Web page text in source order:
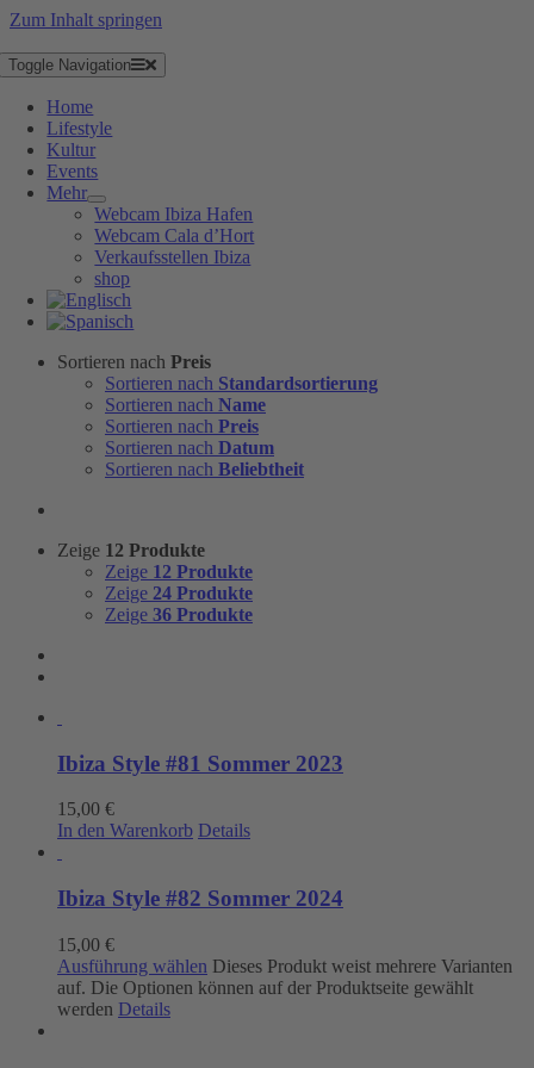
Zum Inhalt springen
Toggle Navigation
Home
Lifestyle
Kultur
Events
Mehr
Webcam Ibiza Hafen
Webcam Cala d’Hort
Verkaufsstellen Ibiza
shop
Sortieren nach Preis
Sortieren nach Standardsortierung
Sortieren nach Name
Sortieren nach Preis
Sortieren nach Datum
Sortieren nach Beliebtheit
Zeige 12 Produkte
Zeige 12 Produkte
Zeige 24 Produkte
Zeige 36 Produkte
Ibiza Style #81 Sommer 2023
15,00 €
In den Warenkorb Details
Ibiza Style #82 Sommer 2024
15,00 €
Ausführung wählen Dieses Produkt weist mehrere Varianten
auf. Die Optionen können auf der Produktseite gewählt
werden Details